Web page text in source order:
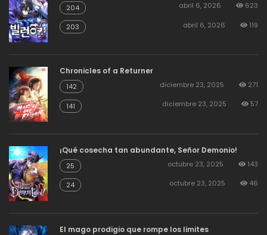
204 abril 6, 2026 623
203 abril 6, 2026 119
Chronicles of a Returner
142 diciembre 23, 2025 271
141 diciembre 23, 2025 57
¡Qué cosecha tan abundante, Señor Demonio!
25 octubre 23, 2025 143
24 octubre 23, 2025 46
El mago prodigio que rompe los limites